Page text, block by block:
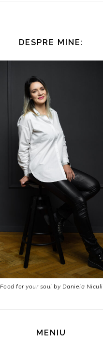
DESPRE MINE:
Food for your soul by Daniela Niculi
MENIU